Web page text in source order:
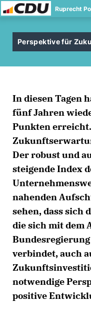
Ruprecht
Perspektive für
In diesen Tagen
fünf Jahren
Punkten
Der robust und
steigende Index
nahenden
sehen, dass sich
die sich mit dem
verbindet, auch
notwendige
positive